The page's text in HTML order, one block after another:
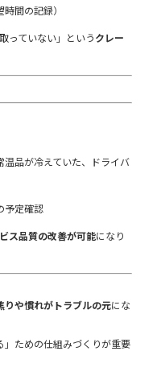
間の記録）
っていない」というクレー
品が冷えていた、ドライバ
予定確認
ス品質の改善が可能になり
りや慣れがトラブルの元にな
」ための仕組みづくりが重要